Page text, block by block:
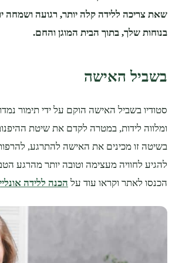
שאת צריכה ללידה קלה יותר, רגועה ושמחה
בנוחות שלך, בתוך הבית המוגן והחם.
בשביל האישה
סטודיו בשביל האישה הוקם על ידי תימור
ומלווה לידות, במטרה לקדם את שיטת
בשיטה זו מכינים את האישה להתרגע,
להגיע לחוויה מעצימה וטובה יותר מהרגע
הכנסו לאתר וקראו עוד על הכנה ללידה